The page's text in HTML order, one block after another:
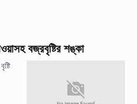
বজ্রবৃষ্টির শঙ্কা